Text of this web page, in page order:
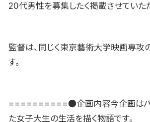
20代男性を募集したく掲載させていた
監督は、同じく東京藝術大学映画専攻
す。
==========●企画内容今企画はパ
た女子大生の生活を描く物語です。